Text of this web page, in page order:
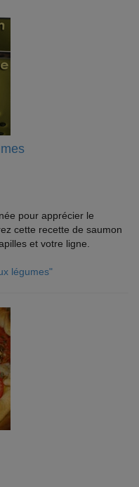
pour apprécier le
cette recette de saumon
et votre ligne.
légumes"